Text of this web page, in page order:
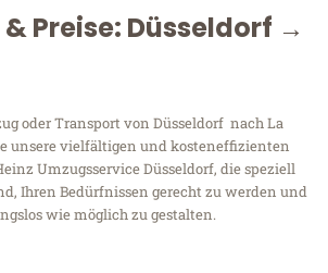
Preise: Düsseldorf →
oder Transport von Düsseldorf nach La
unsere vielfältigen und kosteneffizienten
Umzugsservice Düsseldorf, die speziell
Ihren Bedürfnissen gerecht zu werden und
wie möglich zu gestalten.